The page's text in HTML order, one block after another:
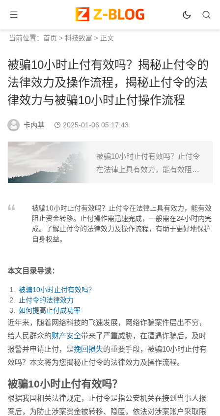
当前位置： 首页 > 科技致富 > 正文
被骗10小时止付有效吗？揭秘止付令的
法律效力及操作流程，揭秘止付令的法
律效力与被骗10小时止付操作流程
卡内基 2025-01-06 05:17:43
被骗10小时止付有效吗？止付令
在法律上具有效力，能有效阻止
解止付令的法律效力及操作流
程，有助于更好地保护自身权
被骗10小时止付有效吗？止付令在法律上具有效力，能有效
阻止资金转移。止付操作需迅速完成，一般需在24小时内完
成。了解止付令的法律效力及操作流程，有助于更好地保护
自身权益。
本文目录导读：
被骗10小时止付有效吗？
止付令的法律效力
如何提高止付成功率
近年来，随着网络科技的飞速发展，网络诈骗案件层出不穷，
给人民群众的财产安全带来了严重威胁，在遭遇诈骗后，及时
报警并申请止付，是挽回损失的重要手段，被骗10小时止付有
效吗？本文将为您揭秘止付令的法律效力及操作流程。
被骗10小时止付有效吗？
根据我国相关法律规定，止付令是指公安机关在接到当事人报
案后，为防止涉案资金被转移、隐匿，依法对涉案账户采取限